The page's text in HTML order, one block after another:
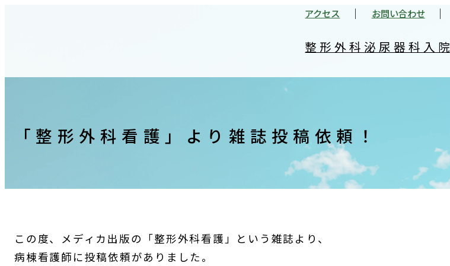
アクセス お問い合わせ
整形外科 泌尿器科 入院
「整形外科看護」より雑誌投稿依頼！
この度、メディカ出版の「整形外科看護」という雑誌より、
病棟看護師に投稿依頼がありました。